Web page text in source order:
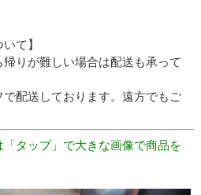
て】
りが難しい場合は配送も承って
配送しております。遠方でもご
タップ」で大きな画像で商品を